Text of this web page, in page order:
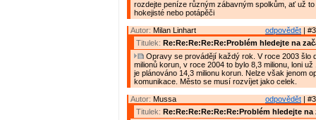
rozdejte peníze různým zábavným spolkům, ať už to
hokejisté nebo potápěči
odpovědět |
Autor: Milan Linhart
Titulek: Re:Re:Re:Re:Re:Problém hledejte na
Opravy se provádějí každý rok. V roce 2003 šlo
milionů korun, v roce 2004 to bylo 8,3 milionu, loni už
je plánováno 14,3 milionu korun. Nelze však jenom
komunikace. Město se musí rozvíjet jako celek.
odpovědět |
Autor: Mussa
Titulek: Re:Re:Re:Re:Re:Re:Problém hledejte na